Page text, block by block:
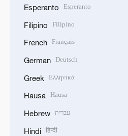
Esperanto Esperanto
Filipino Filipino
French Français
German Deutsch
Greek Ελληνικά
Hausa Hausa
Hebrew עברית
Hindi हिन्दी